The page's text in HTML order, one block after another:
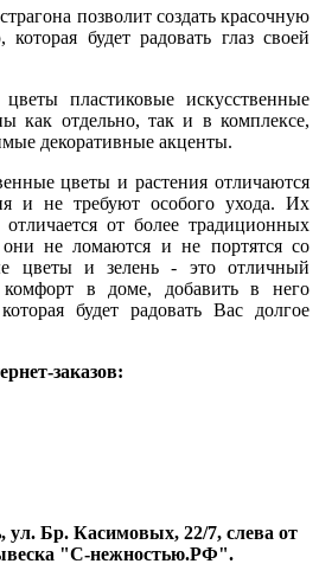
позволит создать красочную
будет радовать глаз своей
пластиковые искусственные
как отдельно, так и в комплексе,
декоративные акценты.
цветы и растения отличаются
и не требуют особого ухода. Их
от более традиционных
не ломаются и не портятся со
цветы и зелень - это отличный
в доме, добавить в него
будет радовать Вас долгое
заказов:
ул. Бр. Касимовых, 22/7, слева от
"С-нежностью.РФ".